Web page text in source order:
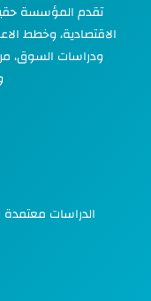
تقدم المؤسسة
الاقتصادية، وخطط
ودراسات السوق،
الدراسات